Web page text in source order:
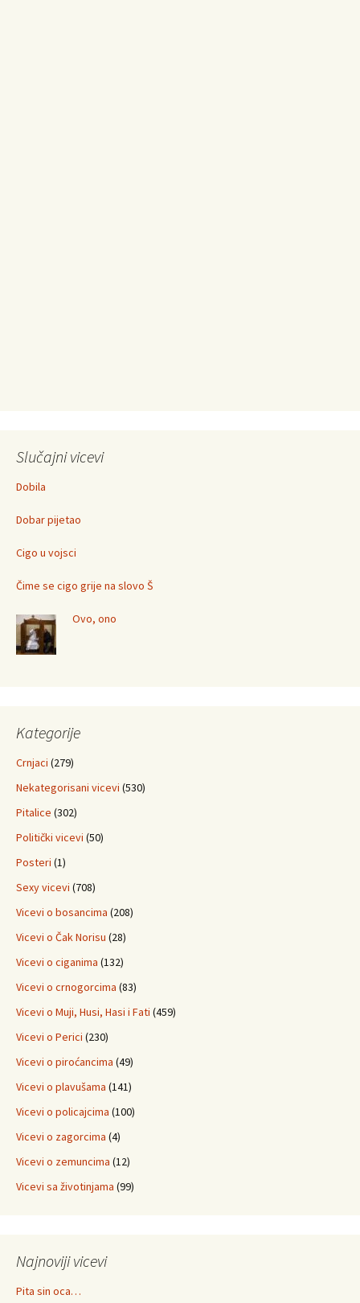
Slučajni vicevi
Dobila
Dobar pijetao
Cigo u vojsci
Čime se cigo grije na slovo Š
Ovo, ono
Kategorije
Crnjaci (279)
Nekategorisani vicevi (530)
Pitalice (302)
Politički vicevi (50)
Posteri (1)
Sexy vicevi (708)
Vicevi o bosancima (208)
Vicevi o Čak Norisu (28)
Vicevi o ciganima (132)
Vicevi o crnogorcima (83)
Vicevi o Muji, Husi, Hasi i Fati (459)
Vicevi o Perici (230)
Vicevi o piroćancima (49)
Vicevi o plavušama (141)
Vicevi o policajcima (100)
Vicevi o zagorcima (4)
Vicevi o zemuncima (12)
Vicevi sa životinjama (99)
Najnoviji vicevi
Pita sin oca…